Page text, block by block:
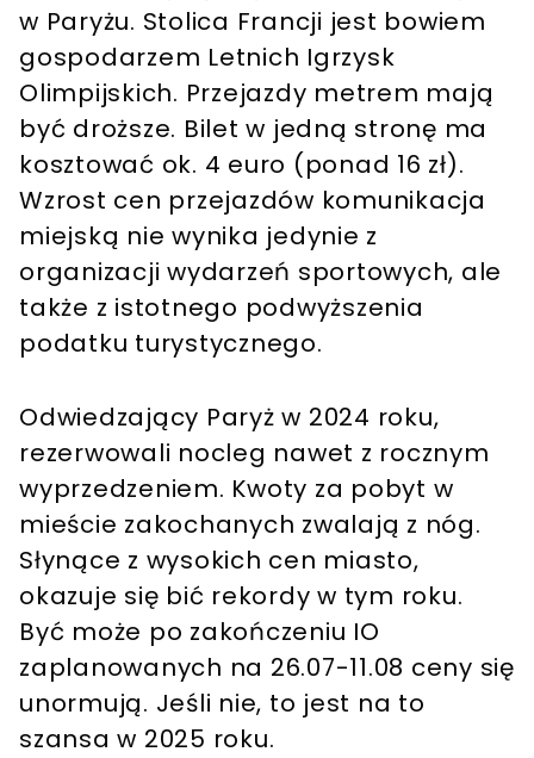
w Paryżu. Stolica Francji jest bowiem
gospodarzem Letnich Igrzysk
Olimpijskich. Przejazdy metrem mają
być droższe. Bilet w jedną stronę ma
kosztować ok. 4 euro (ponad 16 zł).
Wzrost cen przejazdów komunikacja
miejską nie wynika jedynie z
organizacji wydarzeń sportowych, ale
także z istotnego podwyższenia
podatku turystycznego.
Odwiedzający Paryż w 2024 roku,
rezerwowali nocleg nawet z rocznym
wyprzedzeniem. Kwoty za pobyt w
mieście zakochanych zwalają z nóg.
Słynące z wysokich cen miasto,
okazuje się bić rekordy w tym roku.
Być może po zakończeniu IO
zaplanowanych na 26.07-11.08 ceny się
unormują. Jeśli nie, to jest na to
szansa w 2025 roku.